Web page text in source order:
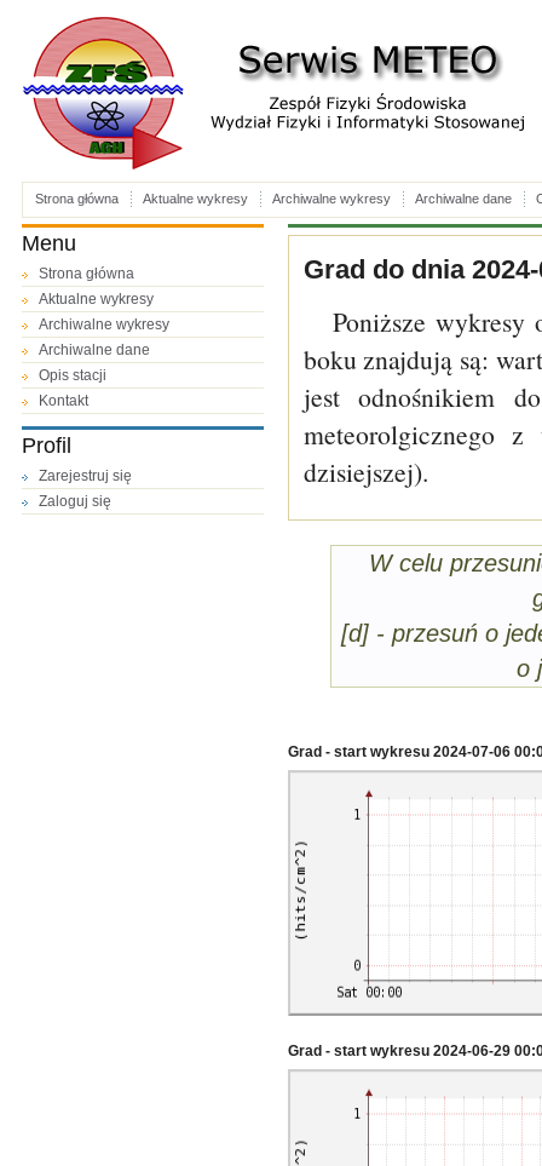
Strona główna Aktualne wykresy Archiwalne wykresy Archiwalne dane
Menu
Strona główna
Aktualne wykresy
Archiwalne wykresy
Archiwalne dane
Opis stacji
Kontakt
Profil
Zarejestruj się
Zaloguj się
Grad do dnia
Poniższe
boku znajdują są:
jest odnośnikiem
meteorolgicznego
dzisiejszej).
W celu
[d] - przesuń o
o
Grad - start wykresu 2024-07-06
Grad - start wykresu 2024-06-29